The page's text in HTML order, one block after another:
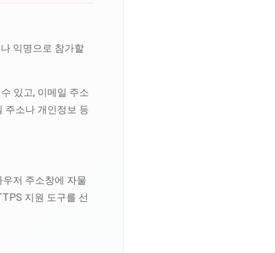
익명으로 참가할
있고, 이메일 주소
주소나 개인정보 등
저 주소창에 자물
지원 도구를 선